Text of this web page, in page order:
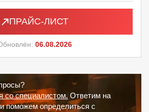
ПРАЙС-ЛИСТ
06.08.2026
со специалистом. Ответим на
поможем определиться с